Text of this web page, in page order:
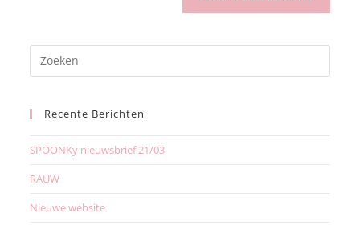
Recente Berichten
SPOONKy nieuwsbrief 21/03
RAUW
Nieuwe website